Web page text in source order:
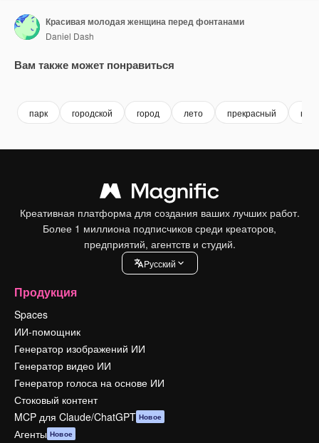
Красивая молодая женщина перед фонтанами
Daniel Dash
Вам также может понравиться
парк городской город лето прекрасный на
Креативная платформа для создания ваших лучших работ.
Более 1 миллиона подписчиков среди креаторов,
предприятий, агентств и студий.
Pусский
Продукция
Spaces
ИИ-помощник
Генератор изображений ИИ
Генератор видео ИИ
Генератор голоса на основе ИИ
Стоковый контент
MCP для Claude/ChatGPT Новое
Агенты Новое